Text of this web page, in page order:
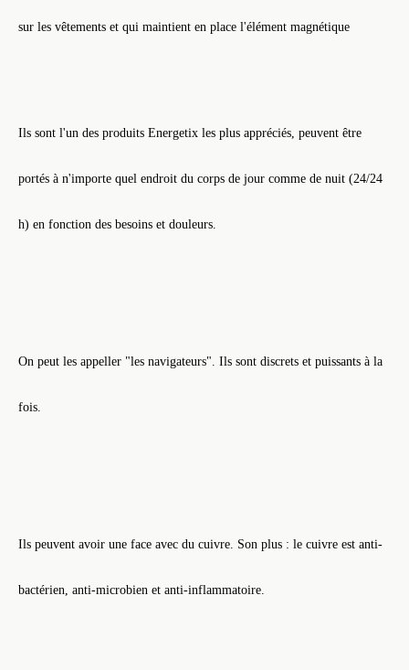
sur les vêtements et qui maintient en place l'élément magnétique
Ils sont l'un des produits Energetix les plus appréciés, peuvent être
portés à n'importe quel endroit du corps de jour comme de nuit (24/24
h) en fonction des besoins et douleurs.
On peut les appeller "les navigateurs". Ils sont discrets et puissants à la
fois.
Ils peuvent avoir une face avec du cuivre. Son plus : le cuivre est anti-
bactérien, anti-microbien et anti-inflammatoire.